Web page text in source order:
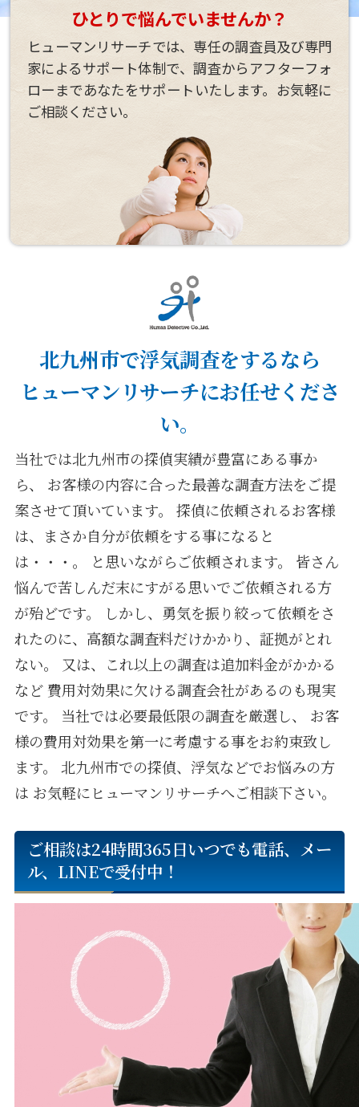
ひとりで悩んでいませんか？
ヒューマンリサーチでは、専任の調査員及び専門
家によるサポート体制で、調査からアフターフォ
ローまであなたをサポートいたします。 お気軽に
ご相談ください。
北九州市で浮気調査をするなら
ヒューマンリサーチにお任せくださ
い。
当社では北九州市の探偵実績が豊富にある事か
ら、
お客様の内容に合った最善な調査方法をご提
案させて頂いています。
探偵に依頼されるお客様
は、まさか自分が依頼をする事になると
は・・・。
と思いながらご依頼されます。
皆さん
悩んで苦しんだ末にすがる思いでご依頼される方
が殆どです。
しかし、勇気を振り絞って依頼をさ
れたのに、高額な調査料だけかかり、証拠がとれ
ない。
又は、これ以上の調査は追加料金がかかる
など費用対効果に欠ける調査会社があるのも現実
です。
当社では必要最低限の調査を厳選し、
お客
様の費用対効果を第一に考慮する事をお約束致し
ます。
北九州市での探偵、浮気などでお悩みの方
は お気軽にヒューマンリサーチへご相談下さい。
ご相談は24時間365日いつでも電話、メー
ル、LINEで受付中！